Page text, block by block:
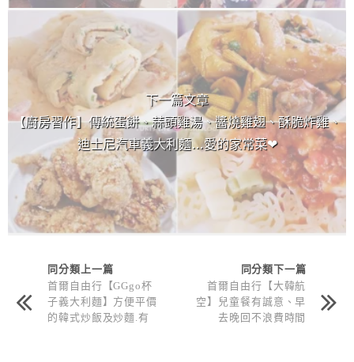
下一篇文章
【廚房習作】傳統蛋餅、蒜頭雞湯、醬燒雞翅、酥脆炸雞、
迪士尼汽車義大利麵…愛的家常菜❤
同分類上一篇
首爾自由行【GGgo杯
子義大利麵】方便平價
的韓式炒飯及炒麵.有
同分類下一篇
首爾自由行【大韓航
空】兒童餐有誠意、早
去晚回不浪費時間